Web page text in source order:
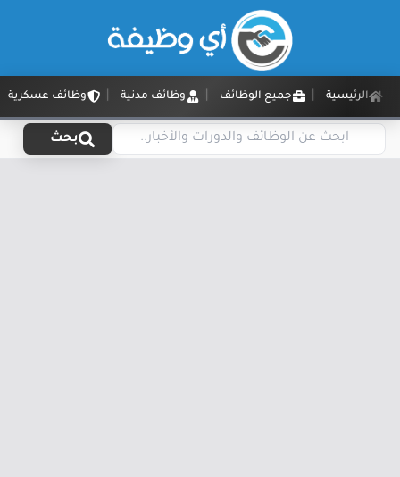
الرئيسية جميع الوظائف وظائف مدنية وظائف عسكرية
بحث